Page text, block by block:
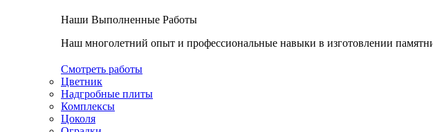
Наши Выполненные Работы
Наш многолетний опыт и профессиональные навыки в изготовлении
Смотреть работы
Цветник
Надгробные плиты
Комплексы
Цоколя